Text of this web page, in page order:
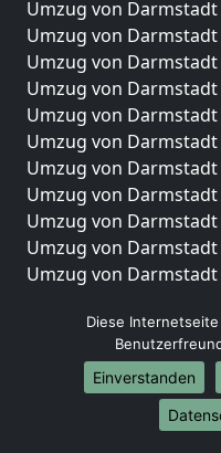
Umzug von
Umzug von
Umzug von
Umzug von
Umzug von
Umzug von
Umzug von
Umzug von
Umzug von
Umzug von
Umzug von
Umzüge-
Umzug von
Umzug von
Umzug von
Umzug von
Diese
Einverstanden